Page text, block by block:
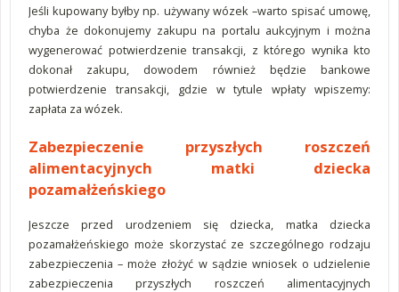
Jeśli kupowany byłby np. używany wózek –warto spisać umowę,
chyba że dokonujemy zakupu na portalu aukcyjnym i można
wygenerować potwierdzenie transakcji, z którego wynika kto
dokonał zakupu, dowodem również będzie bankowe
potwierdzenie transakcji, gdzie w tytule wpłaty wpiszemy:
zapłata za wózek.
Zabezpieczenie przyszłych roszczeń
alimentacyjnych matki dziecka
pozamałżeńskiego
Jeszcze przed urodzeniem się dziecka, matka dziecka
pozamałżeńskiego może skorzystać ze szczególnego rodzaju
zabezpieczenia – może złożyć w sądzie wniosek o udzielenie
zabezpieczenia przyszłych roszczeń alimentacyjnych